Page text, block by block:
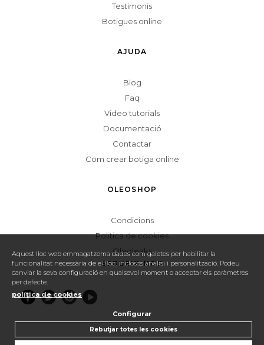
Testimonis
Botigues online
AJUDA
Blog
Faq
Video tutorials
Documentació
Contactar
Com crear botiga online
OLEOSHOP
Condicions
Politica de cookies
Oleoleaks
SEGUEIX-NOS
Aquest lloc web emmagatzema dades com galetes per habilitar la
funcionalitat necessària de el lloc, inclosos anàlisi i personalització. Podeu
canviar la seva configuració en qualsevol moment o acceptar els paràmetres
per defecte.
política de cookies
Configurar
Rebutjar totes les cookies